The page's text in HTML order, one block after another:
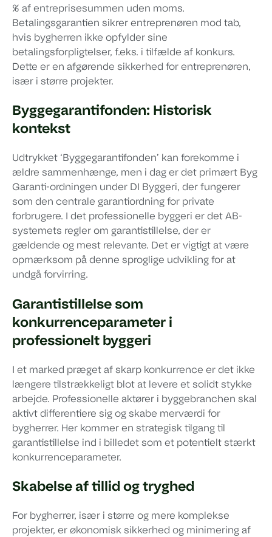
% af entreprisesummen uden moms.
Betalingsgarantien sikrer entreprenøren mod tab,
hvis bygherren ikke opfylder sine
betalingsforpligtelser, f.eks. i tilfælde af konkurs.
Dette er en afgørende sikkerhed for entreprenøren,
især i større projekter.
Byggegarantifonden: Historisk
kontekst
Udtrykket ‘Byggegarantifonden’ kan forekomme i
ældre sammenhænge, men i dag er det primært Byg
Garanti-ordningen under DI Byggeri, der fungerer
som den centrale garantiordning for private
forbrugere. I det professionelle byggeri er det AB-
systemets regler om garantistillelse, der er
gældende og mest relevante. Det er vigtigt at være
opmærksom på denne sproglige udvikling for at
undgå forvirring.
Garantistillelse som
konkurrenceparameter i
professionelt byggeri
I et marked præget af skarp konkurrence er det ikke
længere tilstrækkeligt blot at levere et solidt stykke
arbejde. Professionelle aktører i byggebranchen skal
aktivt differentiere sig og skabe merværdi for
bygherrer. Her kommer en strategisk tilgang til
garantistillelse ind i billedet som et potentielt stærkt
konkurrenceparameter.
Skabelse af tillid og tryghed
For bygherrer, især i større og mere komplekse
projekter, er økonomisk sikkerhed og minimering af